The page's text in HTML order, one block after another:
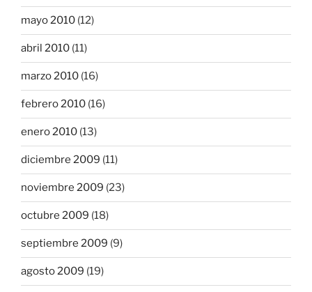
mayo 2010 (12)
abril 2010 (11)
marzo 2010 (16)
febrero 2010 (16)
enero 2010 (13)
diciembre 2009 (11)
noviembre 2009 (23)
octubre 2009 (18)
septiembre 2009 (9)
agosto 2009 (19)